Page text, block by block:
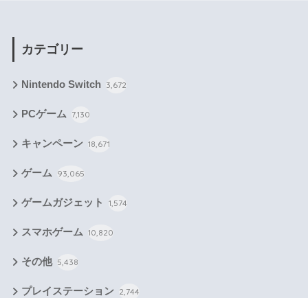
カテゴリー
Nintendo Switch 3,672
PCゲーム 7,130
キャンペーン 18,671
ゲーム 93,065
ゲームガジェット 1,574
スマホゲーム 10,820
その他 5,438
プレイステーション 2,744